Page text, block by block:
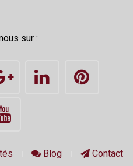
sur :
Blog Contact